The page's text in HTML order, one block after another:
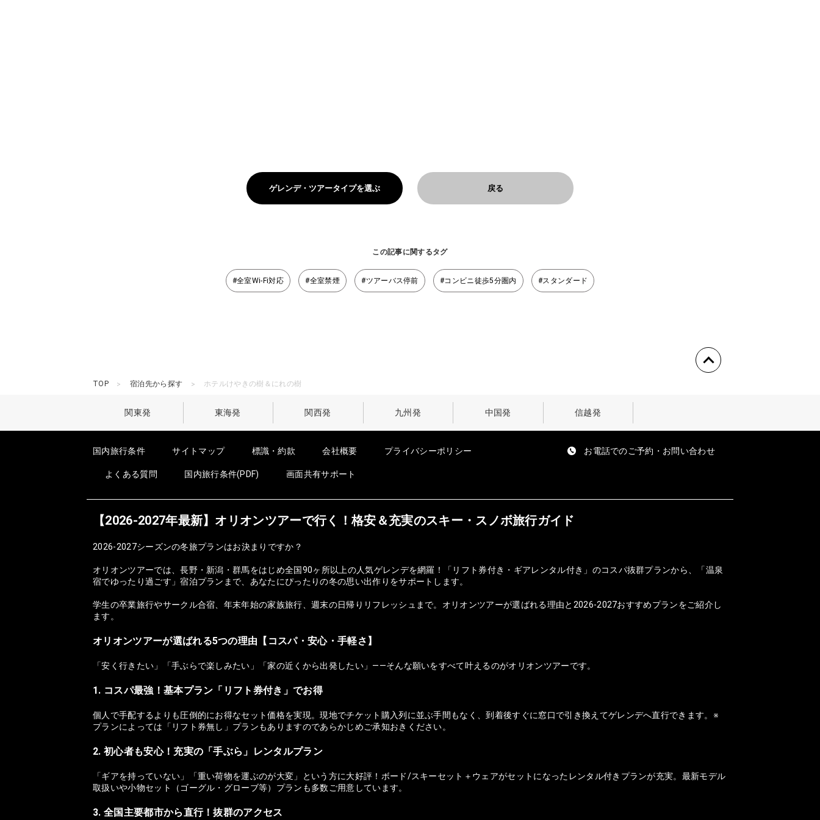
ゲレンデ・ツアータイプを選ぶ 戻る
この記事に関するタグ
#全室Wi-Fi対応 #全室禁煙 #ツアーバス停前 #コンビニ徒歩5分圏内 #スタンダード
TOP 宿泊先から探す ホテルけやきの樹＆にれの樹
関東発 東海発 関西発 九州発 中国発 信越発
お電話でのご予約・お問い合わせ
国内旅行条件 サイトマップ 標識・約款 会社概要 プライバシーポリシー
よくある質問 国内旅行条件(PDF) 画面共有サポート
【2026-2027年最新】オリオンツアーで行く！格安＆充実のスキー・スノボ旅行ガイド
2026-2027シーズンの冬旅プランはお決まりですか？
オリオンツアーでは、長野・新潟・群馬をはじめ全国90ヶ所以上の人気ゲレンデを網羅！「リフト券付き・ギアレンタル付き」のコスパ抜群プランから、「温泉
宿でゆったり過ごす」宿泊プランまで、あなたにぴったりの冬の思い出作りをサポートします。
学生の卒業旅行やサークル合宿、年末年始の家族旅行、週末の日帰りリフレッシュまで。オリオンツアーが選ばれる理由と2026-2027おすすめプランをご紹介し
ます。
オリオンツアーが選ばれる5つの理由【コスパ・安心・手軽さ】
「安く行きたい」「手ぶらで楽しみたい」「家の近くから出発したい」——そんな願いをすべて叶えるのがオリオンツアーです。
1. コスパ最強！基本プラン「リフト券付き」でお得
個人で手配するよりも圧倒的にお得なセット価格を実現。現地でチケット購入列に並ぶ手間もなく、到着後すぐに窓口で引き換えてゲレンデへ直行できます。※
プランによっては「リフト券無し」プランもありますのであらかじめご承知おきください。
2. 初心者も安心！充実の「手ぶら」レンタルプラン
「ギアを持っていない」「重い荷物を運ぶのが大変」という方に大好評！ボード/スキーセット＋ウェアがセットになったレンタル付きプランが充実。最新モデル
取扱いや小物セット（ゴーグル・グローブ等）プランも多数ご用意しています。
3. 全国主要都市から直行！抜群のアクセス